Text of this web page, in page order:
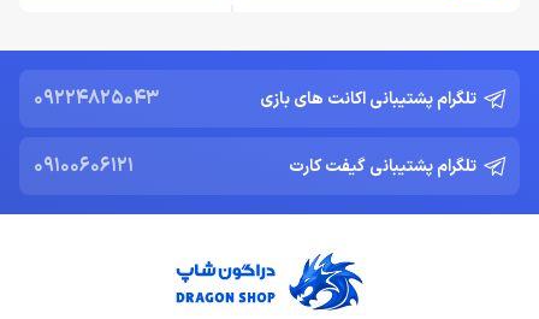
تلگرام پشتیبانی اکانت های بازی 09224825043
تلگرام پشتیبانی گیفت کارت 09100606121